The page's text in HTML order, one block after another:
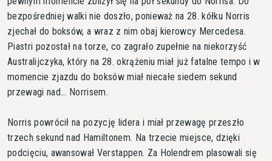
bezpośredniej walki nie doszło, ponieważ na 28. kółku Norris
zjechał do boksów, a wraz z nim obaj kierowcy Mercedesa.
Piastri pozostał na torze, co zagrało zupełnie na niekorzyść
Australijczyka, który na 28. okrążeniu miał już fatalne tempo i w
momencie zjazdu do boksów miał niecałe siedem sekund
przewagi nad... Norrisem.
Norris powrócił na pozycję lidera i miał przewagę przeszło
trzech sekund nad Hamiltonem. Na trzecie miejsce, dzięki
podcięciu, awansował Verstappen. Za Holendrem plasowali się